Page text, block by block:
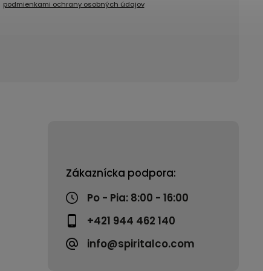
Zákaznícka podpora:
Po - Pia: 8:00 - 16:00
+421 944 462 140
info@spiritalco.com
podmienkami ochrany osobných údajov